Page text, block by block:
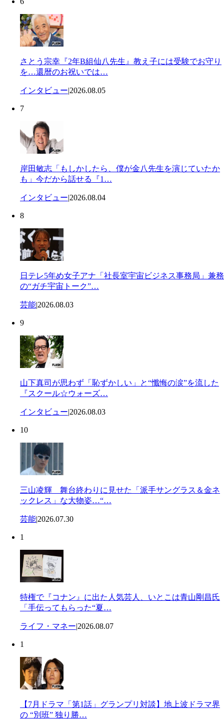
さとう宗幸『2年B組仙八先生』教え子には受験でお守り
を…還暦のお祝いでは…
インタビュー|2026.08.05
7
岸田敏志「もしかしたら、僕が金八先生を演じていたか
も」今だから話せる『1…
インタビュー|2026.08.04
8
日テレ5年め女子アナ「社長室宇宙ビジネス事務局」兼務
の“ガチ宇宙トーク”…
芸能|2026.08.03
9
山下真司が思わず「恥ずかしい」と“懺悔の涙”を流した
『スクール☆ウォーズ…
インタビュー|2026.08.03
10
三山凌輝 舞台終わりに見せた「派手サングラス＆金ネ
ックレス」な大物姿…“…
芸能|2026.07.30
1
特権で『コナン』に出た人気芸人、いとこは青山剛昌氏
「手伝ってもらった“夏…
ライフ・マネー|2026.08.07
1
【7月ドラマ「第1話」グランプリ対談】地上波ドラマ界
の “別班” 独り勝…